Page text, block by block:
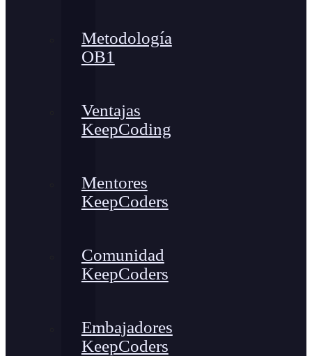
Metodología
OB1
Ventajas
KeepCoding
Mentores
KeepCoders
Comunidad
KeepCoders
Embajadores
KeepCoders